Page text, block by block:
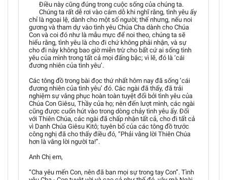
Điều này cũng đúng trong cuộc sống của chúng ta.
Chúng ta rất dễ rơi vào cám dỗ khi nghĩ rằng, tình yêu ấy
chỉ là ngoại lệ, dành cho một số người; thế nhưng, nếu noi
gương và tham dự vào tình yêu Chúa Cha dành cho Chúa
Con và coi đó như là mẫu mực để noi theo, chúng ta sẽ
hiểu rằng, tình yêu là cho đi chứ không phải nhận, và sự
cho đi này không bao giờ miễn trừ cho bất cứ ai sống tình
yêu của mình trong tất cả mọi đấng bậc; vì lẽ, đó là ‘cái
đương nhiên của tình yêu’.
Các tông đồ trong bài đọc thứ nhất hôm nay đã sống ‘cái
đương nhiên của tình yêu’ đó. Các ngài đã thấy, đã trải
nghiệm sự vâng phục hoàn toàn tuyệt đối bởi tình yêu của
Chúa Con Giêsu, Thầy của họ; nên đến lượt mình, các ngài
cũng được cuốn hút vào trong dòng chảy tình yêu ấy. Đối
với Thiên Chúa, các ngài đã chấp nhận tất cả, cho đi tất cả
vì Danh Chúa Giêsu Kitô; tuyên bố của các tông đồ trước
công nghị đã cho thấy điều đó, “Phải vâng lời Thiên Chúa
hơn là vâng lời người ta!”.
Anh Chị em,
“Cha yêu mến Con, nên đã ban mọi sự trong tay Con”. Tình